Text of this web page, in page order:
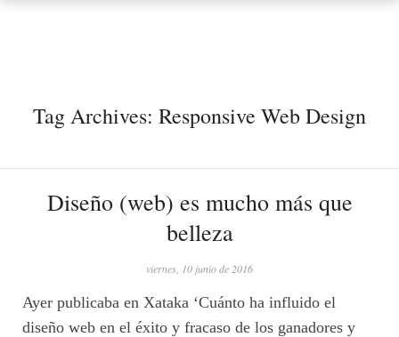
Tag Archives: Responsive Web Design
Diseño (web) es mucho más que
belleza
viernes, 10 junio de 2016
Ayer publicaba en Xataka ‘Cuánto ha influido el
diseño web en el éxito y fracaso de los ganadores y